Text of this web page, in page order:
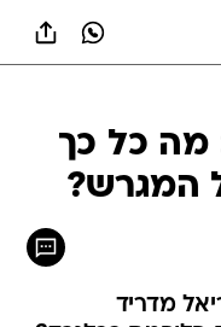
מה כל כך
המגרש?
מדריד